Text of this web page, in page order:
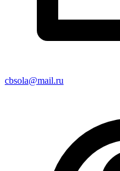
cbsola@mail.ru